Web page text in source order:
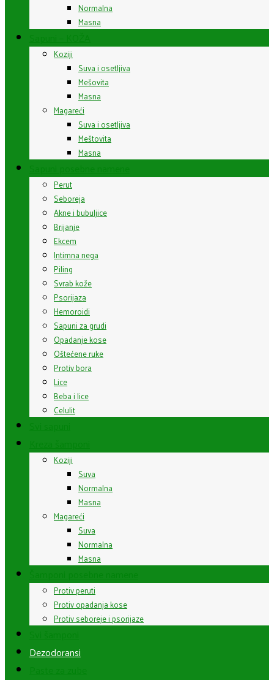
Normalna
Masna
Koziji
Suva i osetljiva
Mešovita
Masna
Magareći
Suva i osetljiva
Meštovita
Masna
Perut
Seboreja
Akne i bubuljice
Brijanje
Ekcem
Intimna nega
Piling
Svrab kože
Psorijaza
Hemoroidi
Sapuni za grudi
Opadanje kose
Oštećene ruke
Protiv bora
Lice
Beba i lice
Celulit
Koziji
Suva
Normalna
Masna
Magareći
Suva
Normalna
Masna
Protiv peruti
Protiv opadanja kose
Protiv seboreje i psorijaze
Dezodoransi